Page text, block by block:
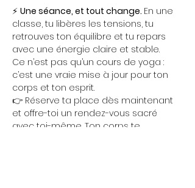
⚡ Une séance, et tout change. En une
classe, tu libères les tensions, tu
retrouves ton équilibre et tu repars
avec une énergie claire et stable.
Ce n’est pas qu’un cours de yoga :
c’est une vraie mise à jour pour ton
corps et ton esprit.
👉 Réserve ta place dès maintenant
et offre-toi un rendez-vous sacré
avec toi-même. Ton corps te